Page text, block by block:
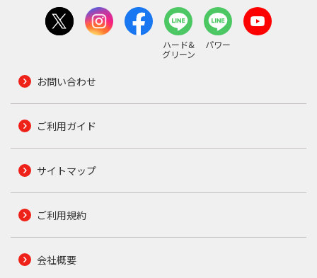
ハード&
グリーン
パワー
お問い合わせ
ご利用ガイド
サイトマップ
ご利用規約
会社概要